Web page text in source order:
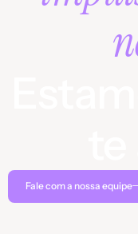
Fale com a nossa equipe